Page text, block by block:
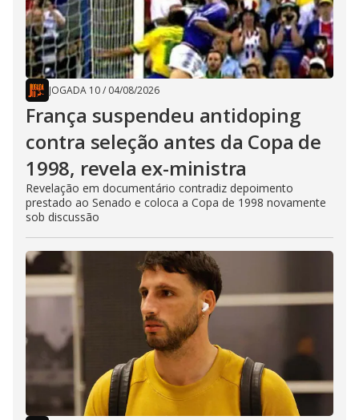
JOGADA 10/ 04/08/2026
França suspendeu antidoping
contra seleção antes da Copa de
1998, revela ex-ministra
Revelação em documentário contradiz depoimento
prestado ao Senado e coloca a Copa de 1998 novamente
sob discussão